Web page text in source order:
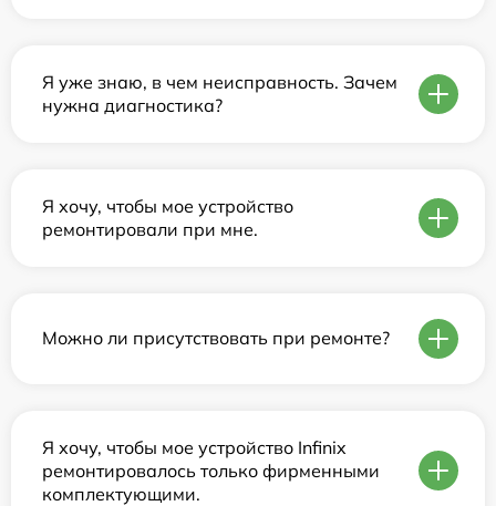
Я уже знаю, в чем неисправность. Зачем
нужна диагностика?
Я хочу, чтобы мое устройство
ремонтировали при мне.
Можно ли присутствовать при ремонте?
Я хочу, чтобы мое устройство Infinix
ремонтировалось только фирменными
комплектующими.